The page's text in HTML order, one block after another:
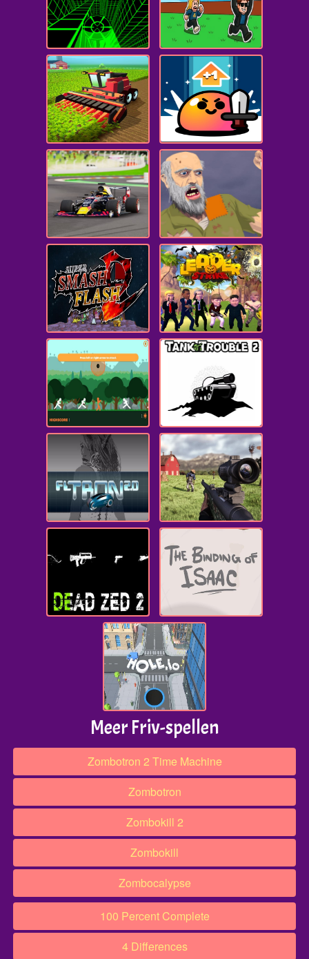
Meer Friv-spellen
Zombotron 2 Time Machine
Zombotron
Zombokill 2
Zombokill
Zombocalypse
100 Percent Complete
4 Differences